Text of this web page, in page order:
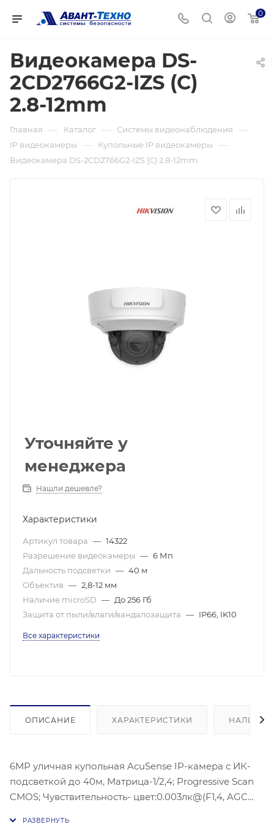
0
Видеокамера DS-
2CD2766G2-IZS (C)
2.8-12mm
Главная — Каталог — Системы видеонаблюдения —
IP видеокамеры — Купольные IP видеокамеры —
Видеокамера DS-2CD2766G2-IZS (C) 2.8-12mm
Уточняйте у
менеджера
Нашли дешевле?
Характеристики
Артикул товара — 14322
Разрешение видеокамеры — 6 Мп
Дальность подсветки — 40 м
Объектив — 2,8-12 мм
Наличие microSD — До 256 Гб
Защита от пыли/влаги/вандалозащита — IP66, IK10
Все характеристики
ОПИСАНИЕ ХАРАКТЕРИСТИКИ НАЛИЧИЕ
6МР уличная купольная AcuSense IP-камера с ИК-
подсветкой до 40м, Матрица-1/2,4; Progressive Scan
CMOS; Чувствительность- цвет:0.003лк@(F1,4, AGC